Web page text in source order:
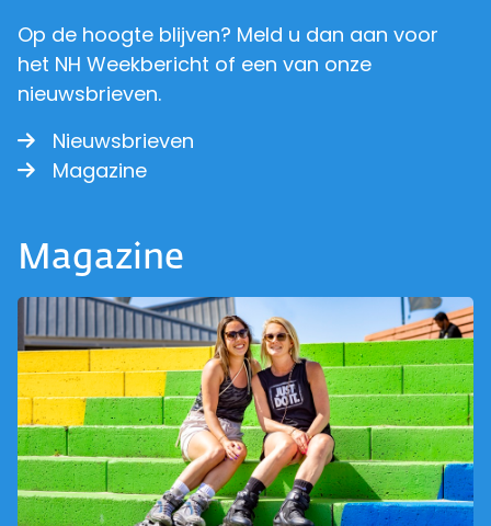
Op de hoogte blijven? Meld u dan aan voor
het NH Weekbericht of een van onze
nieuwsbrieven.
Nieuwsbrieven
Magazine
Magazine